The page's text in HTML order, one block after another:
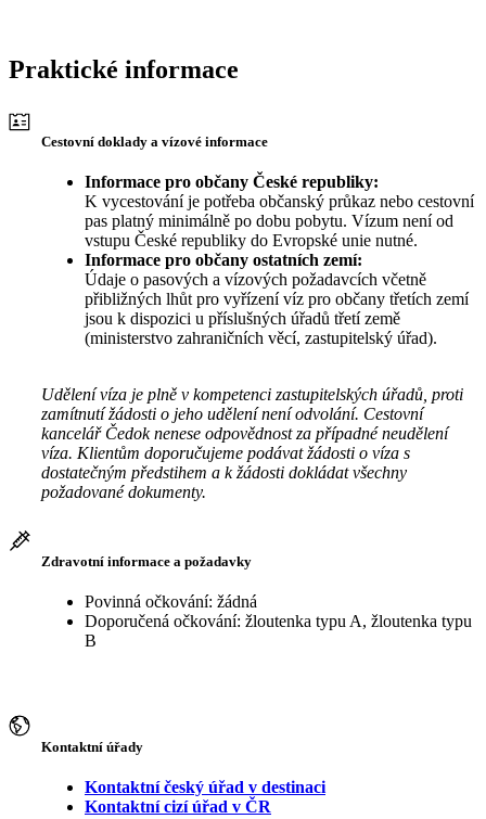
Praktické informace
Cestovní doklady a vízové informace
Informace pro občany České republiky:
K vycestování je potřeba občanský průkaz nebo cestovní
pas platný minimálně po dobu pobytu. Vízum není od
vstupu České republiky do Evropské unie nutné.
Informace pro občany ostatních zemí:
Údaje o pasových a vízových požadavcích včetně
přibližných lhůt pro vyřízení víz pro občany třetích zemí
jsou k dispozici u příslušných úřadů třetí země
(ministerstvo zahraničních věcí, zastupitelský úřad).
Udělení víza je plně v kompetenci zastupitelských úřadů, proti
zamítnutí žádosti o jeho udělení není odvolání. Cestovní
kancelář Čedok nenese odpovědnost za případné neudělení
víza. Klientům doporučujeme podávat žádosti o víza s
dostatečným předstihem a k žádosti dokládat všechny
požadované dokumenty.
Zdravotní informace a požadavky
Povinná očkování: žádná
Doporučená očkování: žloutenka typu A, žloutenka typu
B
Kontaktní úřady
Kontaktní český úřad v destinaci
Kontaktní cizí úřad v ČR